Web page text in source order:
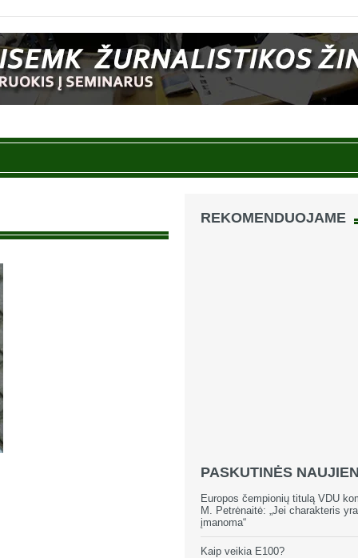
REKOMENDUOJAME
PASKUTINĖS
Europos čempionių titulą VDU
M. Petrėnaitė: „Jei charakteris
įmanoma“
Kaip veikia E100?